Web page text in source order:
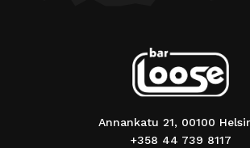
Annankatu 21, 00100
+358 44 739 8117